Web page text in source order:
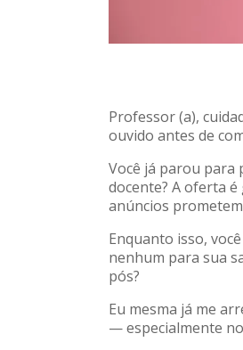
Professor (a),
ouvido antes de
Você já parou para
docente? A oferta é
anúncios
Enquanto isso,
nenhum para sua
pós?
Eu mesma já me
— especialmente